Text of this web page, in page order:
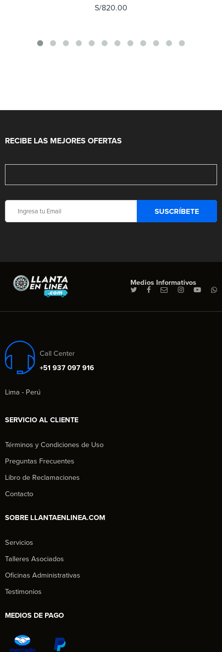
S/820.00
RECIBE LAS MEJORES OFERTAS
Medios Informativos
Call Center
+51 937 097 916
Lima - Perú
SERVICIO AL CLIENTE
Términos y Condiciones de Uso
Preguntas Frecuentes
Libro de Reclamaciones
Contacto
SOBRE LLANTAENLINEA.COM
Servicios
Talleres Asociados
Oficinas Administrativas
Testimonios
MEDIOS DE PAGO